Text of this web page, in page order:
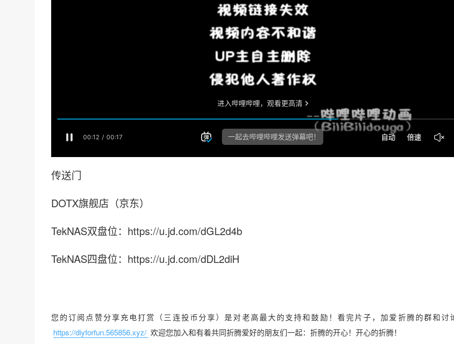
传送门
DOTX旗舰店（京东）
TekNAS双盘位：https://u.jd.com/dGL2d4b
TekNAS四盘位：https://u.jd.com/dDL2diH
您的订阅点赞分享充电打赏（三连投币分享）是对老高最大的支持和鼓励！看完片子，加爱折腾的群和讨
https://diyforfun.565856.xyz/ 欢迎您加入和有着共同折腾爱好的朋友们一起：折腾的开心！开心的折腾！